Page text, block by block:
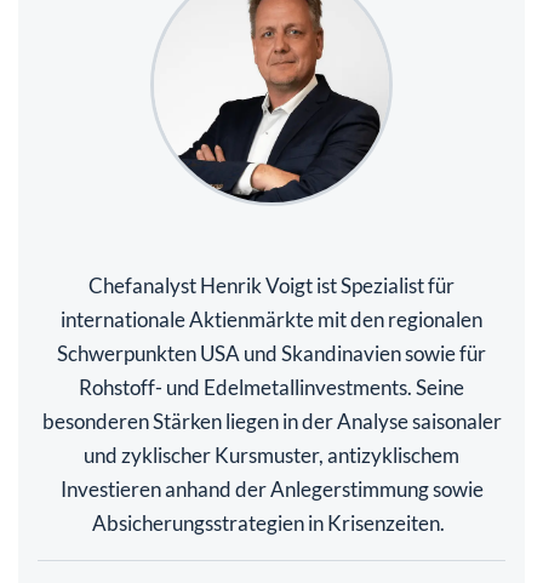
Chefanalyst Henrik Voigt ist Spezialist für
internationale Aktienmärkte mit den regionalen
Schwerpunkten USA und Skandinavien sowie für
Rohstoff- und Edelmetallinvestments. Seine
besonderen Stärken liegen in der Analyse saisonaler
und zyklischer Kursmuster, antizyklischem
Investieren anhand der Anlegerstimmung sowie
Absicherungsstrategien in Krisenzeiten.